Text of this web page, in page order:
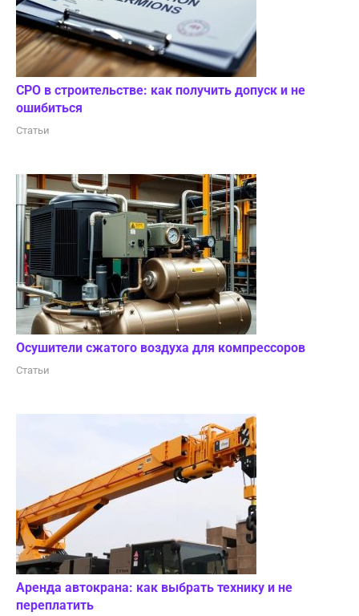
СРО в строительстве: как получить допуск и не
ошибиться
Статьи
Осушители сжатого воздуха для компрессоров
Статьи
Аренда автокрана: как выбрать технику и не
переплатить